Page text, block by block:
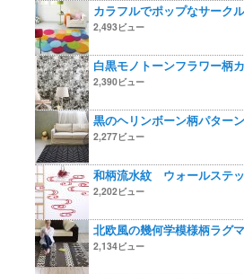
カラフルでポップなサーク
2,493ビュー
白黒モノトーンフラワー柄
2,390ビュー
黒のヘリンボーン柄パター
2,277ビュー
和柄流水紋 ウォールステ
2,202ビュー
北欧風の幾何学模様柄ラグ
2,134ビュー